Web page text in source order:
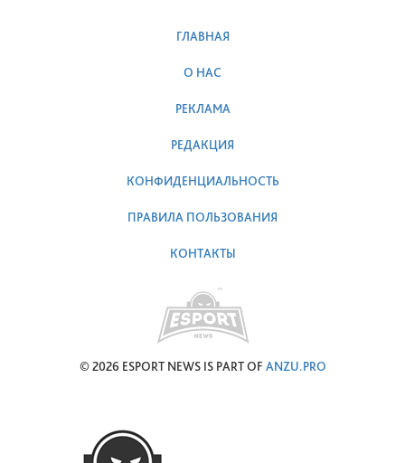
ГЛАВНАЯ
О НАС
РЕКЛАМА
РЕДАКЦИЯ
КОНФИДЕНЦИАЛЬНОСТЬ
ПРАВИЛА ПОЛЬЗОВАНИЯ
КОНТАКТЫ
© 2026 ESPORT NEWS IS PART OF ANZU.PRO